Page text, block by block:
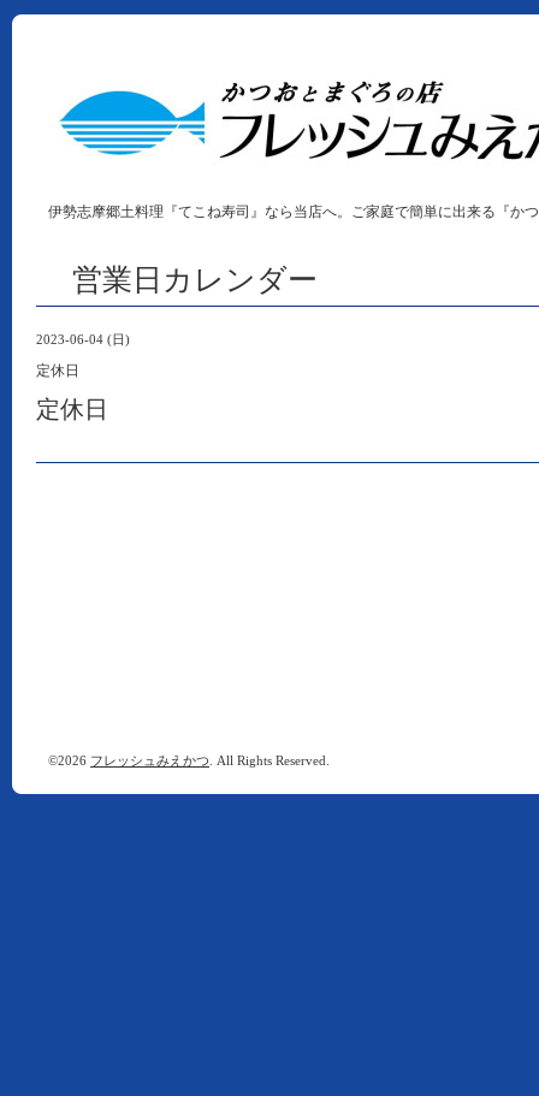
伊勢志摩郷土料理『てこね寿司』なら当店へ。ご家庭で簡単に出来る『か
営業日カレンダー
2023-06-04 (日)
定休日
定休日
©2026 フレッシュみえかつ . All Rights Reserved.